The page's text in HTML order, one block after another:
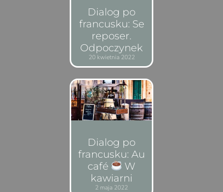
Dialog po
francusku: Se
reposer.
Odpoczynek
20 kwietnia 2022
Dialog po
francusku: Au
café
W
kawiarni
2 maja 2022